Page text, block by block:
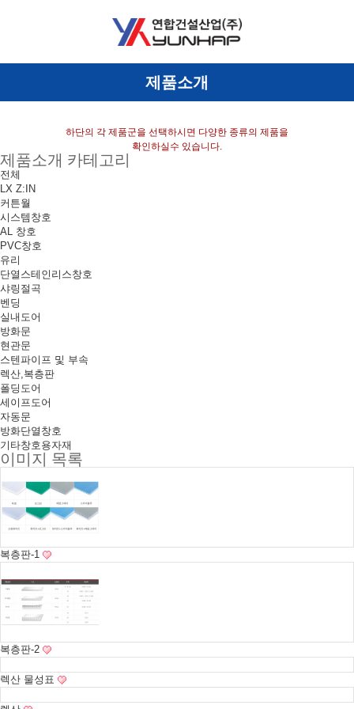
제품소개
하단의 각 제품군을 선택하시면 다양한 종류의 제품을
확인하실수 있습니다.
제품소개 카테고리
전체
LX Z:IN
커튼월
시스템창호
AL 창호
PVC창호
유리
단열스테인리스창호
샤링절곡
벤딩
실내도어
방화문
현관문
스텐파이프 및 부속
렉산,복층판
폴딩도어
세이프도어
자동문
방화단열창호
기타창호용자재
이미지 목록
복층판-1
복층판-2
렉산 물성표